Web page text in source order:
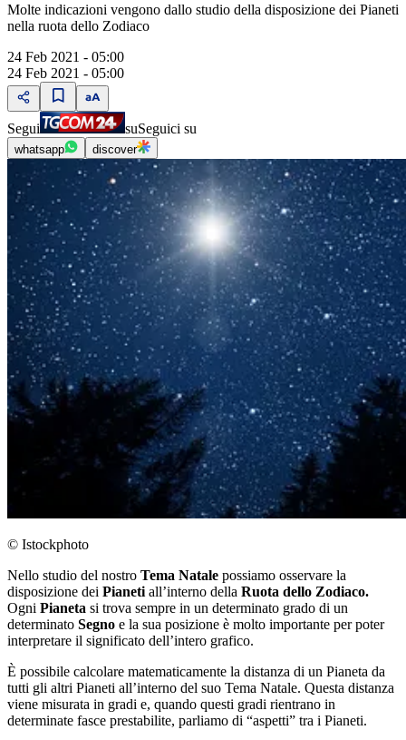
Molte indicazioni vengono dallo studio della disposizione dei Pianeti
nella ruota dello Zodiaco
24 Feb 2021 - 05:00
24 Feb 2021 - 05:00
Segui suSeguici su
whatsapp discover
© Istockphoto
Nello studio del nostro Tema Natale possiamo osservare la
disposizione dei Pianeti all’interno della Ruota dello Zodiaco.
Ogni Pianeta si trova sempre in un determinato grado di un
determinato Segno e la sua posizione è molto importante per poter
interpretare il significato dell’intero grafico.
È possibile calcolare matematicamente la distanza di un Pianeta da
tutti gli altri Pianeti all’interno del suo Tema Natale. Questa distanza
viene misurata in gradi e, quando questi gradi rientrano in
determinate fasce prestabilite, parliamo di “aspetti” tra i Pianeti.